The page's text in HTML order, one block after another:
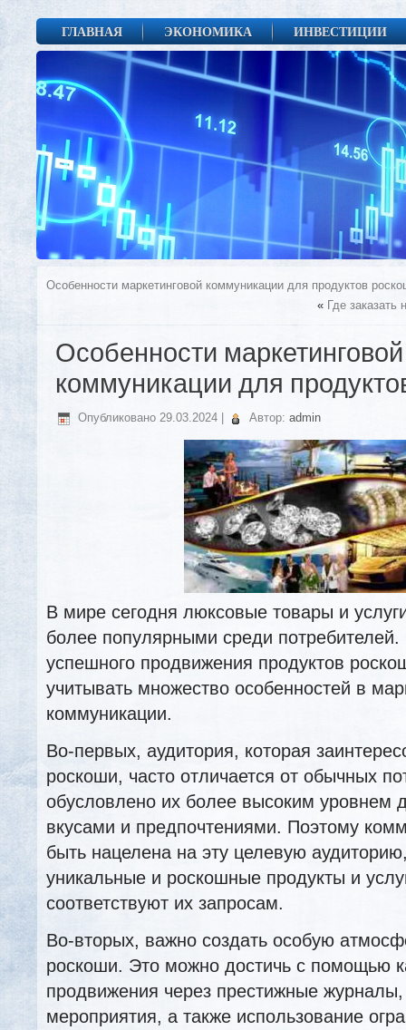
ГЛАВНАЯ ЭКОНОМИКА ИНВЕСТИЦИИ
Особенности маркетинговой коммуникации для продуктов
« Где заказать
Особенности маркетинговой
коммуникации для
Опубликовано 29.03.2024 Автор: admin
В мире сегодня люксовые товары и
более популярными среди
успешного продвижения продуктов
учитывать множество особенностей в
коммуникации.
Во-первых, аудитория, которая
роскоши, часто отличается от обычных
обусловлено их более высоким уровнем
вкусами и предпочтениями. Поэтому
быть нацелена на эту целевую
уникальные и роскошные продукты и
соответствуют их запросам.
Во-вторых, важно создать особую
роскоши. Это можно достичь с помощью
продвижения через престижные
мероприятия, а также использование